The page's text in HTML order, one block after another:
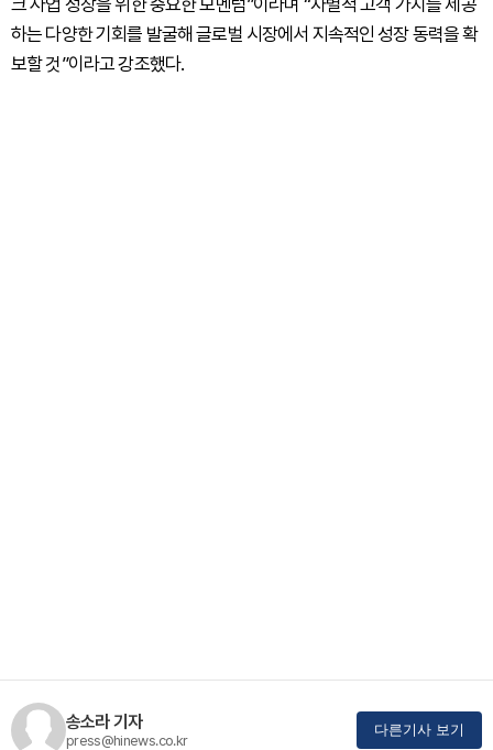
하는 다양한 기회를 발굴해 글로벌 시장에서 지속적인 성장 동력을 확
보할 것”이라고 강조했다.
송소라 기자
press@hinews.co.kr
다른기사 보기